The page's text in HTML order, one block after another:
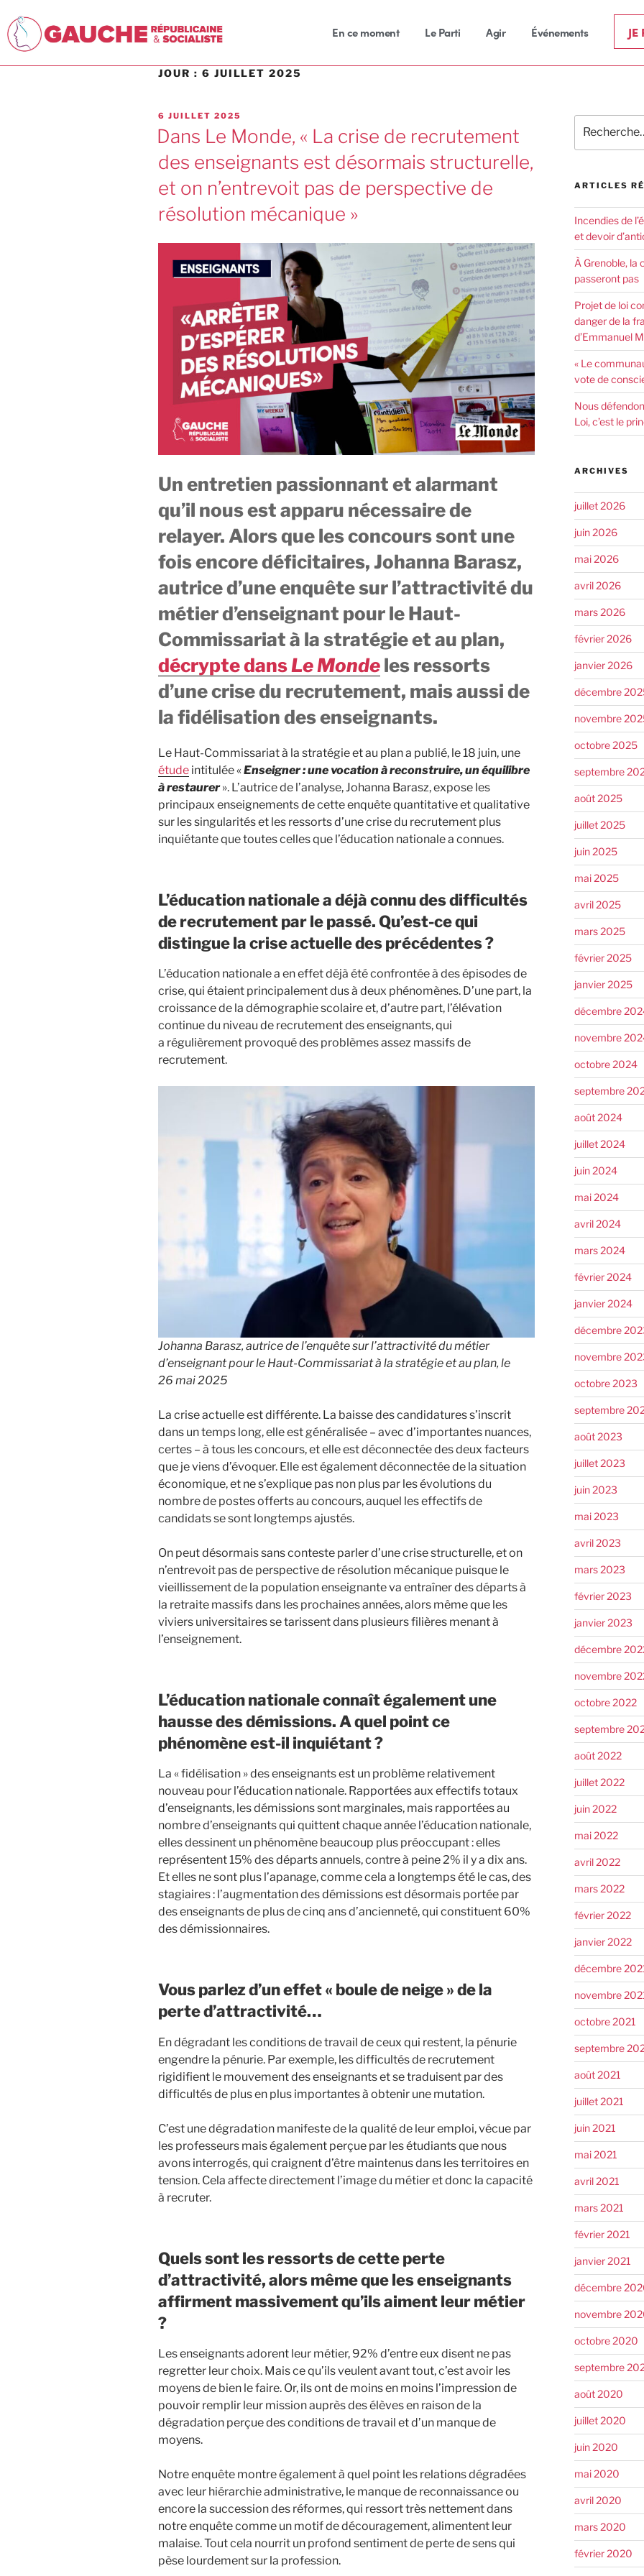
En ce moment Le Parti Agir Événements JE
JOUR : 6 JUILLET 2025
6 JUILLET 2025
Dans Le Monde, « La crise de recrutement
des enseignants est désormais structurelle,
et on n’entrevoit pas de perspective de
résolution mécanique »
Un entretien passionnant et alarmant
qu’il nous est apparu nécessaire de
relayer. Alors que les concours sont une
fois encore déficitaires, Johanna Barasz,
autrice d’une enquête sur l’attractivité du
métier d’enseignant pour le Haut-
Commissariat à la stratégie et au plan,
décrypte dansLe Mondeles ressorts
d’une crise du recrutement, mais aussi de
la fidélisation des enseignants.
Le Haut-Commissariat à la stratégie et au plan a publié, le 18 juin, une
étude intitulée «Enseigner : une vocation à reconstruire, un équilibre
à restaurer». L’autrice de l’analyse, Johanna Barasz, expose les
principaux enseignements de cette enquête quantitative et qualitative
sur les singularités et les ressorts d’une crise du recrutement plus
inquiétante que toutes celles que l’éducation nationale a connues.
L’éducation nationale a déjà connu des difficultés
de recrutement par le passé. Qu’est-ce qui
distingue la crise actuelle des précédentes ?
L’éducation nationale a en effet déjà été confrontée à des épisodes de
crise, qui étaient principalement dus à deux phénomènes. D’une part, la
croissance de la démographie scolaire et, d’autre part, l’élévation
continue du niveau de recrutement des enseignants, qui
a régulièrement provoqué des problèmes assez massifs de
recrutement.
Johanna Barasz, autrice de l’enquête sur l’attractivité du métier
d’enseignant pour le Haut-Commissariat à la stratégie et au plan, le
26 mai 2025
La crise actuelle est différente. La baisse des candidatures s’inscrit
dans un temps long, elle est généralisée – avec d’importantes nuances,
certes – à tous les concours, et elle est déconnectée des deux facteurs
que je viens d’évoquer. Elle est également déconnectée de la situation
économique, et ne s’explique pas non plus par les évolutions du
nombre de postes offerts au concours, auquel les effectifs de
candidats se sont longtemps ajustés.
On peut désormais sans conteste parler d’une crise structurelle, et on
n’entrevoit pas de perspective de résolution mécanique puisque le
vieillissement de la population enseignante va entraîner des départs à
la retraite massifs dans les prochaines années, alors même que les
viviers universitaires se tarissent dans plusieurs filières menant à
l’enseignement.
L’éducation nationale connaît également une
hausse des démissions. A quel point ce
phénomène est-il inquiétant ?
La « fidélisation » des enseignants est un problème relativement
nouveau pour l’éducation nationale. Rapportées aux effectifs totaux
d’enseignants, les démissions sont marginales, mais rapportées au
nombre d’enseignants qui quittent chaque année l’éducation nationale,
elles dessinent un phénomène beaucoup plus préoccupant : elles
représentent 15% des départs annuels, contre à peine 2% il y a dix ans.
Et elles ne sont plus l’apanage, comme cela a longtemps été le cas, des
stagiaires : l’augmentation des démissions est désormais portée par
des enseignants de plus de cinq ans d’ancienneté, qui constituent 60%
des démissionnaires.
Vous parlez d’un effet « boule de neige » de la
perte d’attractivité…
En dégradant les conditions de travail de ceux qui restent, la pénurie
engendre la pénurie. Par exemple, les difficultés de recrutement
rigidifient le mouvement des enseignants et se traduisent par des
difficultés de plus en plus importantes à obtenir une mutation.
C’est une dégradation manifeste de la qualité de leur emploi, vécue par
les professeurs mais également perçue par les étudiants que nous
avons interrogés, qui craignent d’être maintenus dans les territoires en
tension. Cela affecte directement l’image du métier et donc la capacité
à recruter.
Quels sont les ressorts de cette perte
d’attractivité, alors même que les enseignants
affirment massivement qu’ils aiment leur métier
?
Les enseignants adorent leur métier, 92% d’entre eux disent ne pas
regretter leur choix. Mais ce qu’ils veulent avant tout, c’est avoir les
moyens de bien le faire. Or, ils ont de moins en moins l’impression de
pouvoir remplir leur mission auprès des élèves en raison de la
dégradation perçue des conditions de travail et d’un manque de
moyens.
Notre enquête montre également à quel point les relations dégradées
avec leur hiérarchie administrative, le manque de reconnaissance ou
encore la succession des réformes, qui ressort très nettement dans
notre enquête comme un motif de découragement, alimentent leur
malaise. Tout cela nourrit un profond sentiment de perte de sens qui
pèse lourdement sur la profession.
ARTICLES
Incendies de
et devoir
À Grenoble, la
passeront pas
Projet de loi
danger de la
d’Emmanuel
« Le
vote de
Nous
Loi, c’est le
ARCHIVES
juillet 2026
juin 2026
mai 2026
avril 2026
mars 2026
février 2026
janvier 2026
décembre
novembre
octobre 2025
septembre
août 2025
juillet 2025
juin 2025
mai 2025
avril 2025
mars 2025
février 2025
janvier 2025
décembre
novembre
octobre 2024
septembre
août 2024
juillet 2024
juin 2024
mai 2024
avril 2024
mars 2024
février 2024
janvier 2024
décembre
novembre
octobre 2023
septembre
août 2023
juillet 2023
juin 2023
mai 2023
avril 2023
mars 2023
février 2023
janvier 2023
décembre
novembre
octobre 2022
septembre
août 2022
juillet 2022
juin 2022
mai 2022
avril 2022
mars 2022
février 2022
janvier 2022
décembre
novembre
octobre 2021
septembre
août 2021
juillet 2021
juin 2021
mai 2021
avril 2021
mars 2021
février 2021
janvier 2021
décembre
novembre
octobre 2020
septembre
août 2020
juillet 2020
juin 2020
mai 2020
avril 2020
mars 2020
février 2020